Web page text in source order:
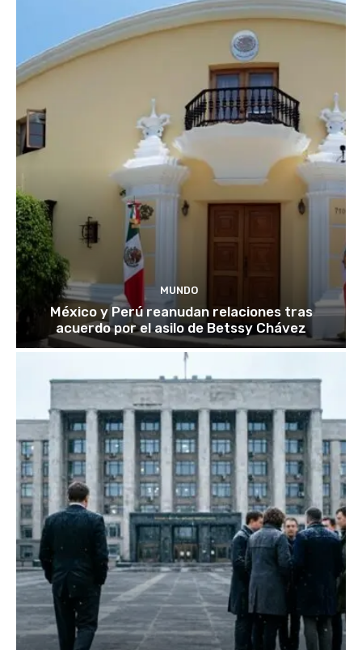
MUNDO
México y Perú reanudan relaciones tras
acuerdo por el asilo de Betssy Chávez